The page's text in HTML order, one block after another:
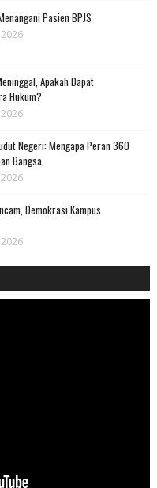
Pasien BPJS
Apakah Dapat
Hukum?
Negeri: Mengapa Peran 360
Bangsa
Demokrasi Kampus